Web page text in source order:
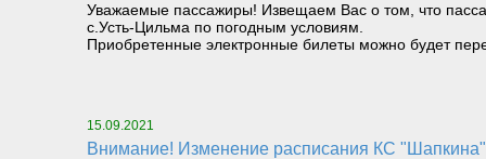
Уважаемые пассажиры! Извещаем Вас о том, что
с.Усть-Цильма по погодным условиям.
Приобретенные электронные билеты можно будет
15.09.2021
Внимание! Изменение расписания КС